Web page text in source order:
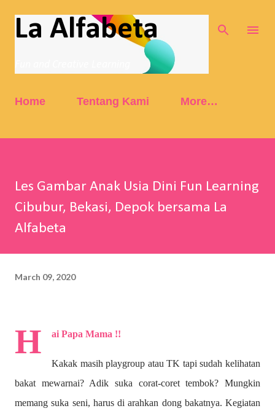
Skip to main content
La Alfabeta
Home Tentang Kami More…
Les Gambar Anak Usia Dini Fun Learning
Cibubur, Bekasi, Depok bersama La
Alfabeta
March 09, 2020
H ai Papa Mama !!
Kakak masih playgroup atau TK tapi sudah kelihatan
bakat mewarnai? Adik suka corat-coret tembok? Mungkin
memang suka seni, harus di arahkan dong bakatnya. Kegiatan